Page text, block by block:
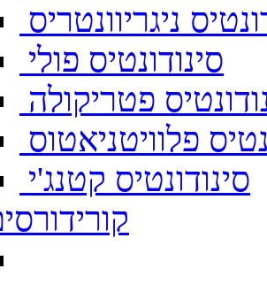
ניגריוונטריס
סינודונטיס פולי
פטריקולה
פלוויטניאטוס
סינודונטיס קטנג'י